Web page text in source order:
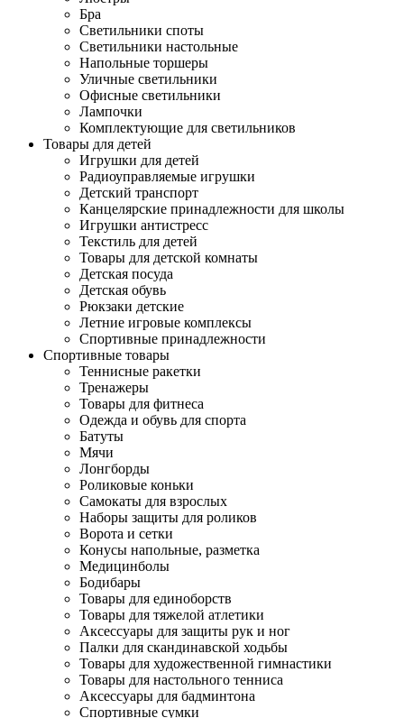
Бра
Светильники споты
Светильники настольные
Напольные торшеры
Уличные светильники
Офисные светильники
Лампочки
Комплектующие для светильников
Товары для детей
Игрушки для детей
Радиоуправляемые игрушки
Детский транспорт
Канцелярские принадлежности для школы
Игрушки антистресс
Текстиль для детей
Товары для детской комнаты
Детская посуда
Детская обувь
Рюкзаки детские
Летние игровые комплексы
Спортивные принадлежности
Спортивные товары
Теннисные ракетки
Тренажеры
Товары для фитнеса
Одежда и обувь для спорта
Батуты
Мячи
Лонгборды
Роликовые коньки
Самокаты для взрослых
Наборы защиты для роликов
Ворота и сетки
Конусы напольные, разметка
Медицинболы
Бодибары
Товары для единоборств
Товары для тяжелой атлетики
Аксессуары для защиты рук и ног
Палки для скандинавской ходьбы
Товары для художественной гимнастики
Товары для настольного тенниса
Аксессуары для бадминтона
Спортивные сумки